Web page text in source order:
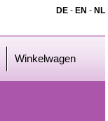
DE- EN - NL
Winkelwagen